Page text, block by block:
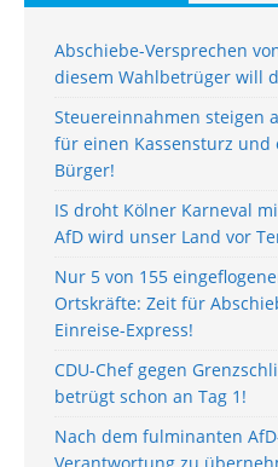
Abschiebe-Versprechen
diesem Wahlbetrüger will
Steuereinnahmen steigen
für einen Kassensturz und
Bürger!
IS droht Kölner Karneval
AfD wird unser Land vor
Nur 5 von 155
Ortskräfte: Zeit für
Einreise-Express!
CDU-Chef gegen
betrügt schon an Tag 1!
Nach dem fulminanten